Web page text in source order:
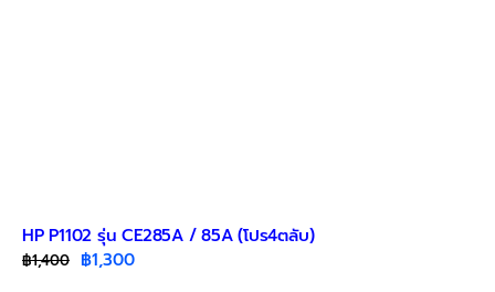
HP P1102 รุ่น CE285A / 85A (โปร4ตลับ)
฿1,400 Original
฿1,300Current